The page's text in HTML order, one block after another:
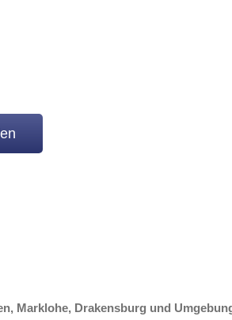
Marklohe, Drakensburg und